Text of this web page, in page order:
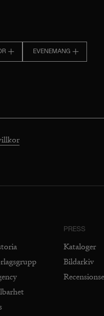
EVENEMANG
PRESS
Kataloger
Bildarkiv